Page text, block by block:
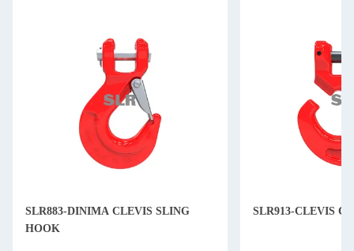
SLR883-DINIMA CLEVIS SLING
HOOK
SLR913-CLEVIS C